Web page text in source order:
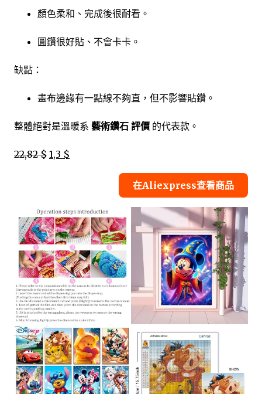
顏色柔和、完成後很耐看。
圓鑽很好貼、不會卡卡。
缺點：
畫布邊緣有一點線不夠直，但不影響貼鑽。
整體絕對是溫暖系 藝術鑽石 評價 的代表款。
22,82 $ 1,3 $
在Aliexpress查看商品